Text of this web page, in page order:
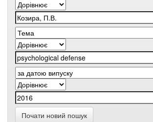
Почати новий пошук